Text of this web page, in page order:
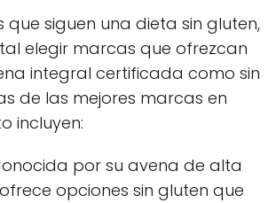
que siguen una dieta sin gluten,
elegir marcas que ofrezcan
integral certificada como sin
de las mejores marcas en
incluyen:
por su avena de alta
opciones sin gluten que